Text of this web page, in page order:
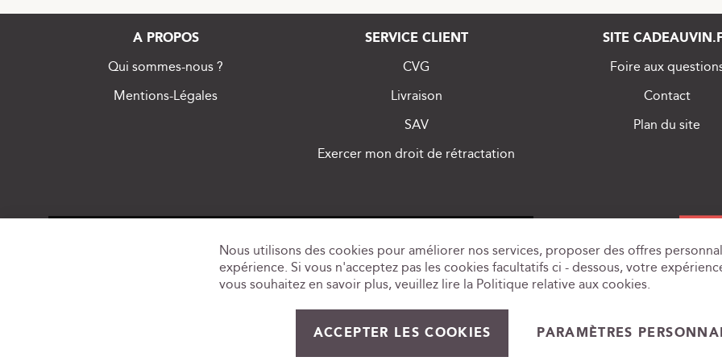
A PROPOS
Qui sommes-nous ?
Mentions-Légales
SERVICE CLIENT
CVG
Livraison
SAV
Exercer mon droit de rétractation
SITE
Foire aux
Contact
Plan du site
Nous utilisons des cookies pour améliorer nos services, proposer des offres
expérience. Si vous n'acceptez pas les cookies facultatifs ci - dessous, votre
vous souhaitez en savoir plus, veuillez lire la Politique relative aux cookies.
ACCEPTER LES COOKIES PARAMÈTRES